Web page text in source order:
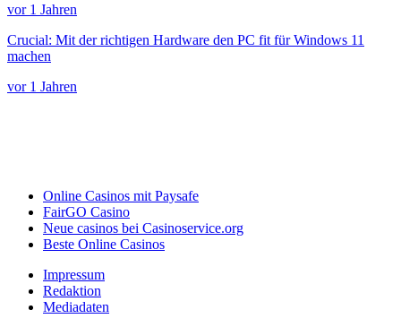
vor 1 Jahren
Crucial: Mit der richtigen Hardware den PC fit für Windows 11
machen
vor 1 Jahren
Online Casinos mit Paysafe
FairGO Casino
Neue casinos bei Casinoservice.org
Beste Online Casinos
Impressum
Redaktion
Mediadaten